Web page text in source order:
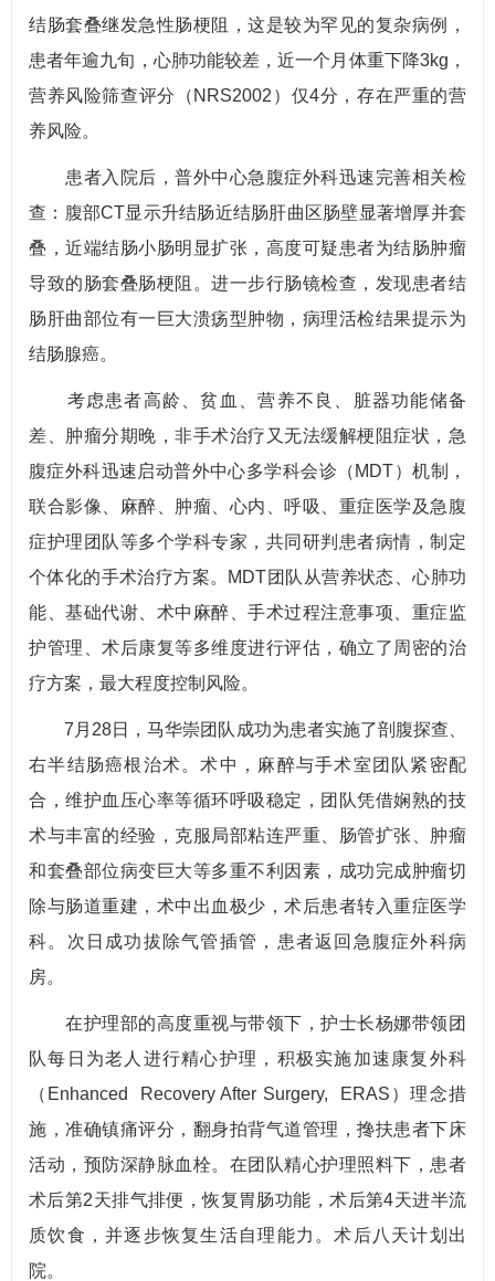
结肠套叠继发急性肠梗阻，这是较为罕见的复杂病例，
患者年逾九旬，心肺功能较差，近一个月体重下降3kg，
营养风险筛查评分（NRS2002）仅4分，存在严重的营
养风险。
患者入院后，普外中心急腹症外科迅速完善相关检
查：腹部CT显示升结肠近结肠肝曲区肠壁显著增厚并套
叠，近端结肠小肠明显扩张，高度可疑患者为结肠肿瘤
导致的肠套叠肠梗阻。进一步行肠镜检查，发现患者结
肠肝曲部位有一巨大溃疡型肿物，病理活检结果提示为
结肠腺癌。
考虑患者高龄、贫血、营养不良、脏器功能储备
差、肿瘤分期晚，非手术治疗又无法缓解梗阻症状，急
腹症外科迅速启动普外中心多学科会诊（MDT）机制，
联合影像、麻醉、肿瘤、心内、呼吸、重症医学及急腹
症护理团队等多个学科专家，共同研判患者病情，制定
个体化的手术治疗方案。MDT团队从营养状态、心肺功
能、基础代谢、术中麻醉、手术过程注意事项、重症监
护管理、术后康复等多维度进行评估，确立了周密的治
疗方案，最大程度控制风险。
7月28日，马华崇团队成功为患者实施了剖腹探查、
右半结肠癌根治术。术中，麻醉与手术室团队紧密配
合，维护血压心率等循环呼吸稳定，团队凭借娴熟的技
术与丰富的经验，克服局部粘连严重、肠管扩张、肿瘤
和套叠部位病变巨大等多重不利因素，成功完成肿瘤切
除与肠道重建，术中出血极少，术后患者转入重症医学
科。次日成功拔除气管插管，患者返回急腹症外科病
房。
在护理部的高度重视与带领下，护士长杨娜带领团
队每日为老人进行精心护理，积极实施加速康复外科
（Enhanced Recovery After Surgery, ERAS）理念措
施，准确镇痛评分，翻身拍背气道管理，搀扶患者下床
活动，预防深静脉血栓。在团队精心护理照料下，患者
术后第2天排气排便，恢复胃肠功能，术后第4天进半流
质饮食，并逐步恢复生活自理能力。术后八天计划出
院。